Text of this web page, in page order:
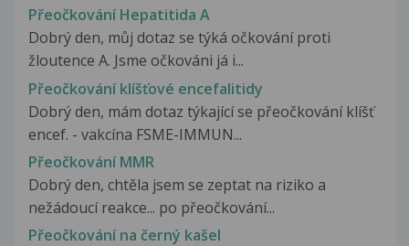
Přeočkování Hepatitida A
Dobrý den, můj dotaz se týká očkování proti
žloutence A. Jsme očkováni já i...
Přeočkování klíšťové encefalitidy
Dobrý den, mám dotaz týkající se přeočkování klíšť
encef. - vakcína FSME-IMMUN...
Přeočkování MMR
Dobrý den, chtěla jsem se zeptat na riziko a
nežádoucí reakce... po přeočkování...
Přeočkování na černý kašel